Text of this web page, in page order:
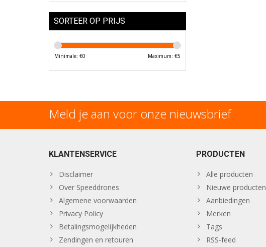
SORTEER OP PRIJS
Minimale: €0 Maximum: €5
Meld je aan voor onze nieuwsbrief
KLANTENSERVICE
Disclaimer
Over Speeddrones
Algemene voorwaarden
Privacy Policy
Betalingsmogelijkheden
Zendingen en retouren
PRODUCTEN
Alle producten
Nieuwe producten
Aanbiedingen
Merken
Tags
RSS-feed